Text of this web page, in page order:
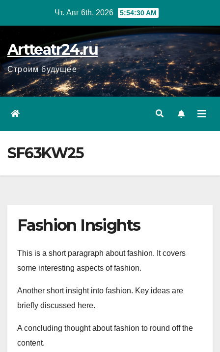
Чт. Авг 6th, 2026 5:54:31 AM
Artteatr24.ru
Строим будущее
SF63KW25
Fashion Insights
This is a short paragraph about fashion. It covers
some interesting aspects of fashion.
Another short insight into fashion. Key ideas are
briefly discussed here.
A concluding thought about fashion to round off the
content.